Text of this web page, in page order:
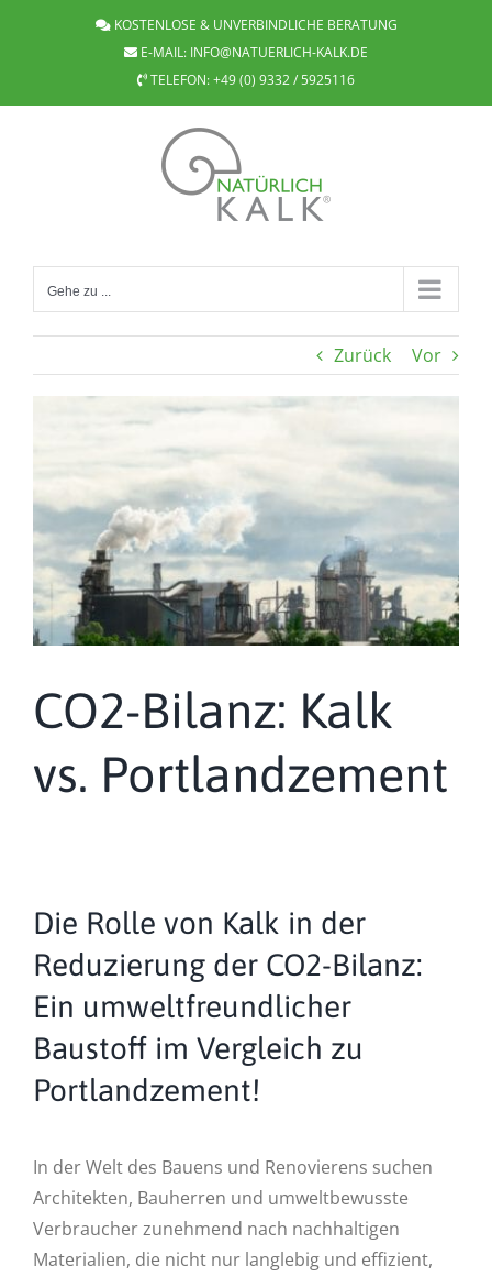
KOSTENLOSE & UNVERBINDLICHE BERATUNG
E-MAIL: INFO@NATUERLICH-KALK.DE
TELEFON:+49 (0) 9332 / 5925116
Gehe zu ...
Zurück Vor
CO2-Bilanz: Kalk
vs. Portlandzement
Die Rolle von Kalk in der
Reduzierung der CO2-Bilanz:
Ein umweltfreundlicher
Baustoff im Vergleich zu
Portlandzement!
In der Welt des Bauens und Renovierens suchen
Architekten, Bauherren und umweltbewusste
Verbraucher zunehmend nach nachhaltigen
Materialien, die nicht nur langlebig und effizient,